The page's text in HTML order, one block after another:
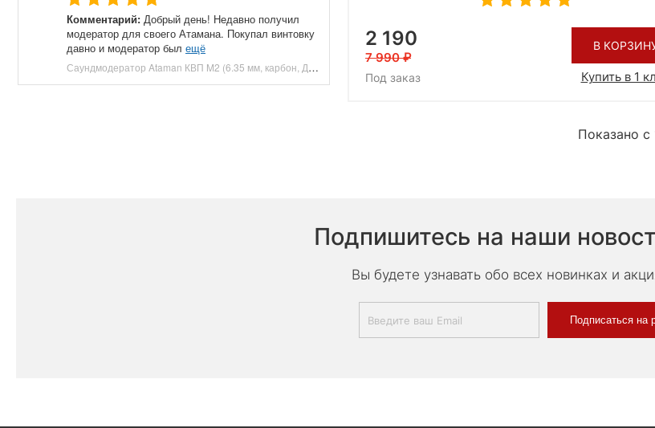
Комментарий: Добрый день! Недавно получил
модератор для своего Атамана. Покупал винтовку
давно и модератор был ещё
Саундмодератор Ataman КВП M2 (6.35 мм, карбон, ДТК) купить в Москве и СПБ, цена 12210 руб. Доставка по РФ!
2 190
7 990
Под заказ
В
Купить в 1
Показано с
Подпишитесь на наши
Вы будете узнавать обо всех новинках и
Подписаться на